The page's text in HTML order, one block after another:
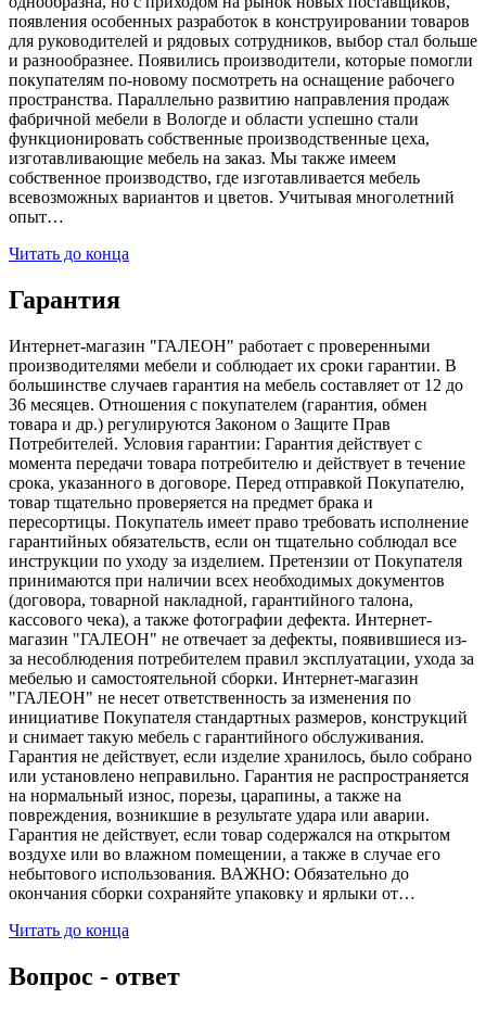
появления особенных разработок в конструировании товаров
для руководителей и рядовых сотрудников, выбор стал больше
и разнообразнее. Появились производители, которые помогли
покупателям по-новому посмотреть на оснащение рабочего
пространства. Параллельно развитию направления продаж
фабричной мебели в Вологде и области успешно стали
функционировать собственные производственные цеха,
изготавливающие мебель на заказ. Мы также имеем
собственное производство, где изготавливается мебель
всевозможных вариантов и цветов. Учитывая многолетний
опыт…
Читать до конца
Гарантия
Интернет-магазин "ГАЛЕОН" работает с проверенными
производителями мебели и соблюдает их сроки гарантии. В
большинстве случаев гарантия на мебель составляет от 12 до
36 месяцев. Отношения с покупателем (гарантия, обмен
товара и др.) регулируются Законом о Защите Прав
Потребителей. Условия гарантии: Гарантия действует с
момента передачи товара потребителю и действует в течение
срока, указанного в договоре. Перед отправкой Покупателю,
товар тщательно проверяется на предмет брака и
пересортицы. Покупатель имеет право требовать исполнение
гарантийных обязательств, если он тщательно соблюдал все
инструкции по уходу за изделием. Претензии от Покупателя
принимаются при наличии всех необходимых документов
(договора, товарной накладной, гарантийного талона,
кассового чека), а также фотографии дефекта. Интернет-
магазин "ГАЛЕОН" не отвечает за дефекты, появившиеся из-
за несоблюдения потребителем правил эксплуатации, ухода за
мебелью и самостоятельной сборки. Интернет-магазин
"ГАЛЕОН" не несет ответственность за изменения по
инициативе Покупателя стандартных размеров, конструкций
и снимает такую мебель с гарантийного обслуживания.
Гарантия не действует, если изделие хранилось, было собрано
или установлено неправильно. Гарантия не распространяется
на нормальный износ, порезы, царапины, а также на
повреждения, возникшие в результате удара или аварии.
Гарантия не действует, если товар содержался на открытом
воздухе или во влажном помещении, а также в случае его
небытового использования. ВАЖНО: Обязательно до
окончания сборки сохраняйте упаковку и ярлыки от…
Читать до конца
Вопрос - ответ